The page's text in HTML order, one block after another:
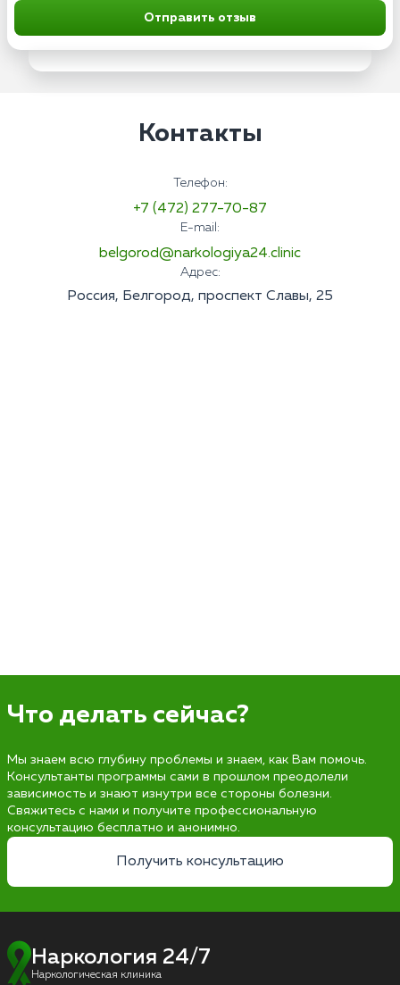
Отправить отзыв
Контакты
Телефон:
+7 (472) 277-70-87
E-mail:
belgorod@narkologiya24.clinic
Адрес:
Россия, Белгород, проспект Славы, 25
Что делать сейчас?
Мы знаем всю глубину проблемы и знаем, как Вам помочь.
Консультанты программы сами в прошлом преодолели
зависимость и знают изнутри все стороны болезни.
Свяжитесь с нами и получите профессиональную
консультацию бесплатно и анонимно.
Получить консультацию
Наркология 24/7
Наркологическая клиника